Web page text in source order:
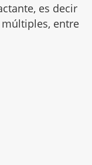
es decir
múltiples, entre